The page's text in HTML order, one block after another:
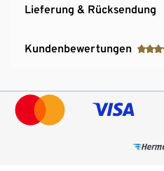
Lieferung & Rücksendung
Kundenbewertungen